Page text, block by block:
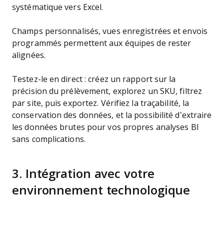
systématique vers Excel.
Champs personnalisés, vues enregistrées et envois
programmés permettent aux équipes de rester
alignées.
Testez-le en direct : créez un rapport sur la
précision du prélèvement, explorez un SKU, filtrez
par site, puis exportez. Vérifiez la traçabilité, la
conservation des données, et la possibilité d’extraire
les données brutes pour vos propres analyses BI
sans complications.
3. Intégration avec votre
environnement technologique